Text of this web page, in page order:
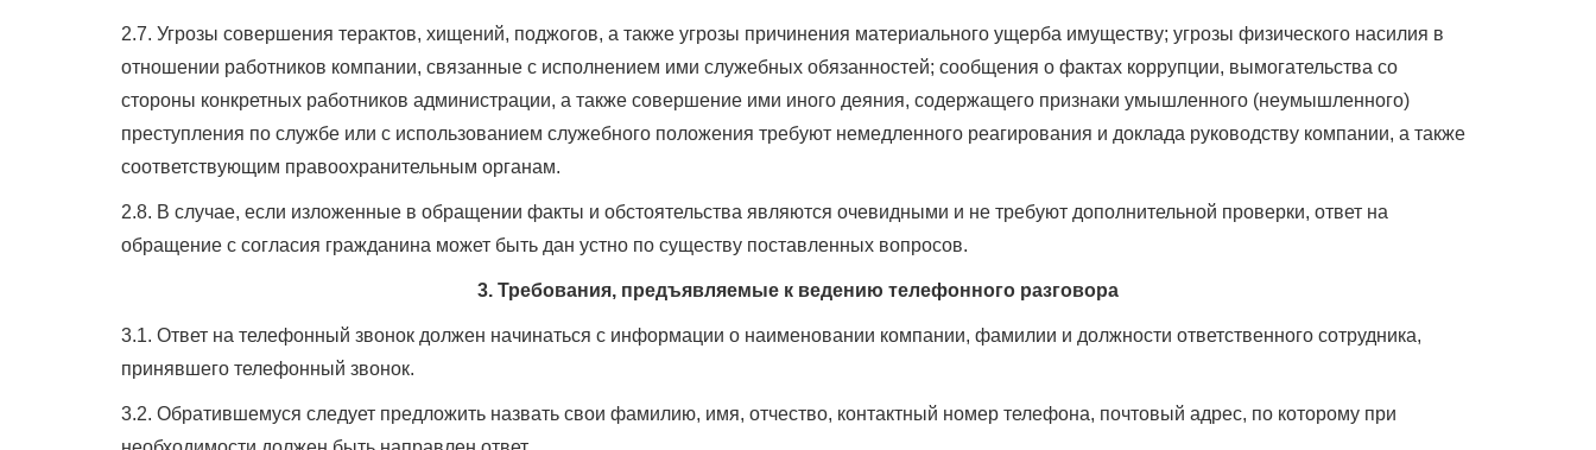
2.7. Угрозы совершения терактов, хищений, поджогов, а также угрозы причинения материального ущерба имуществу; угрозы физического насилия в
отношении работников компании, связанные с исполнением ими служебных обязанностей; сообщения о фактах коррупции, вымогательства со
стороны конкретных работников администрации, а также совершение ими иного деяния, содержащего признаки умышленного (неумышленного)
преступления по службе или с использованием служебного положения требуют немедленного реагирования и доклада руководству компании, а также
соответствующим правоохранительным органам.
2.8. В случае, если изложенные в обращении факты и обстоятельства являются очевидными и не требуют дополнительной проверки, ответ на
обращение с согласия гражданина может быть дан устно по существу поставленных вопросов.
3. Требования, предъявляемые к ведению телефонного разговора
3.1. Ответ на телефонный звонок должен начинаться с информации о наименовании компании, фамилии и должности ответственного сотрудника,
принявшего телефонный звонок.
3.2. Обратившемуся следует предложить назвать свои фамилию, имя, отчество, контактный номер телефона, почтовый адрес, по которому при